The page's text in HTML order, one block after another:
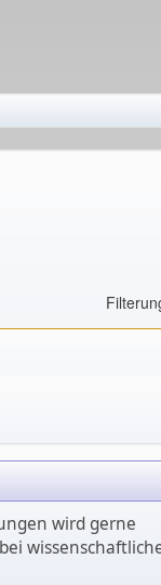
wird gerne